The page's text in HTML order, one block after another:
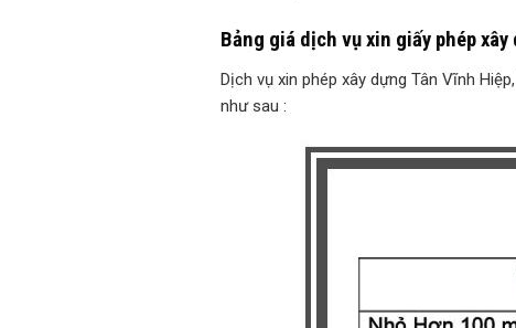
Bảng giá dịch vụ xin giấy phép
Dịch vụ xin phép xây dựng Tân Vĩnh
như sau :